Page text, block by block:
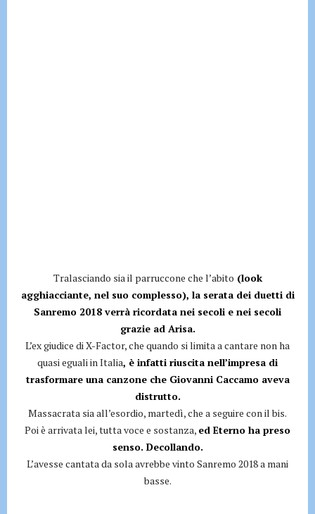
Tralasciando sia il parruccone che l’abito (look
agghiacciante, nel suo complesso), la serata dei duetti di
Sanremo 2018 verrà ricordata nei secoli e nei secoli
grazie ad Arisa.
L’ex giudice di X-Factor, che quando si limita a cantare non ha
quasi eguali in Italia, è infatti riuscita nell’impresa di
trasformare una canzone che Giovanni Caccamo aveva
distrutto.
Massacrata sia all’esordio, martedì, che a seguire con il bis.
Poi è arrivata lei, tutta voce e sostanza, ed Eterno ha preso
senso. Decollando.
L’avesse cantata da sola avrebbe vinto Sanremo 2018 a mani
basse.